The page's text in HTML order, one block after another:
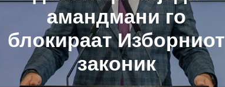
амандмани го
блокираат Изборниот
законик